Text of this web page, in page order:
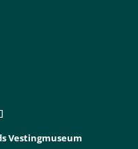
Vestingmuseum